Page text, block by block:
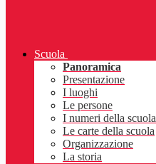
Scuola
Panoramica
Presentazione
I luoghi
Le persone
I numeri della scuola
Le carte della scuola
Organizzazione
La storia